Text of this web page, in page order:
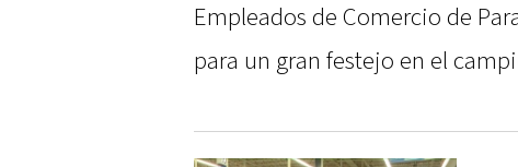
Empleados de Comercio de
para un gran festejo en el